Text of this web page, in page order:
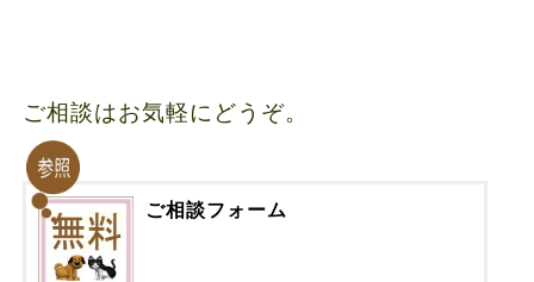
ご相談はお気軽にどうぞ。
ご相談フォーム